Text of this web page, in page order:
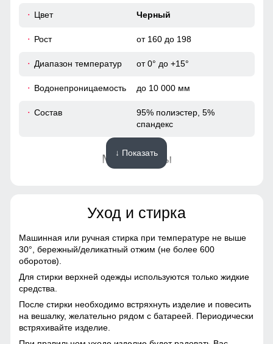
54
87
Цвет Черный
Рост от 160 до 198
Диапазон температур от 0° до +15°
Водонепроницаемость до 10 000 мм
Состав
95% полиэстер, 5%
спандекс
Материалы
Виндстоппер, Софтшелл,
Полиэстер
Тип ткани
мембраной
Паропроницаемость
↓ Показать
Уход и стирка
Машинная или ручная стирка при температуре не выше
30°, бережный/деликатный отжим (не более 600
оборотов).
Для стирки верхней одежды используются только жидкие
средства.
После стирки необходимо встряхнуть изделие и повесить
на вешалку, желательно рядом с батареей. Периодически
встряхивайте изделие.